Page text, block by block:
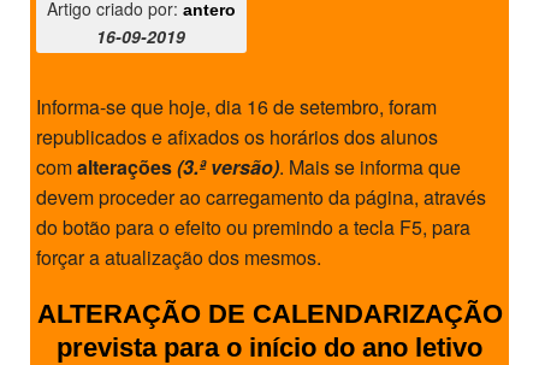
Artigo criado por: antero
16-09-2019
Informa-se que hoje, dia 16 de setembro, foram
republicados e afixados os horários dos alunos
comalterações(3.ª versão). Mais se informa que
devem proceder ao carregamento da página, através
do botão para o efeito ou premindo a tecla F5, para
forçar a atualização dos mesmos.
ALTERAÇÃO DE CALENDARIZAÇÃO
prevista para o início do ano letivo